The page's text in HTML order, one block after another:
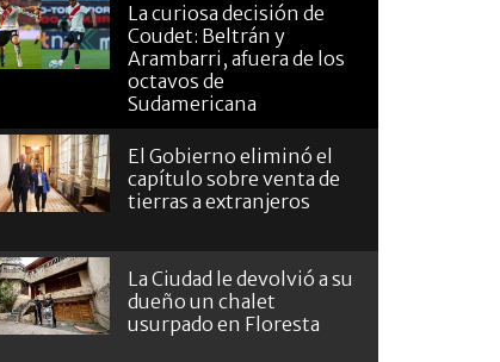
La curiosa decisión de
Coudet: Beltrán y
Arambarri, afuera de los
octavos de
Sudamericana
El Gobierno eliminó el
capítulo sobre venta de
tierras a extranjeros
La Ciudad le devolvió a su
dueño un chalet
usurpado en Floresta